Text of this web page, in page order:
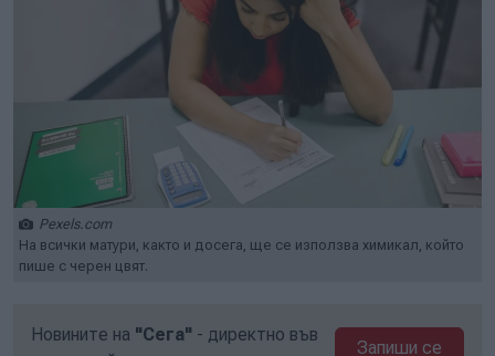
Pexels.com
На всички матури, както и досега, ще се използва химикал, който
пише с черен цвят.
Новините на "Сега" - директно във
Запиши се